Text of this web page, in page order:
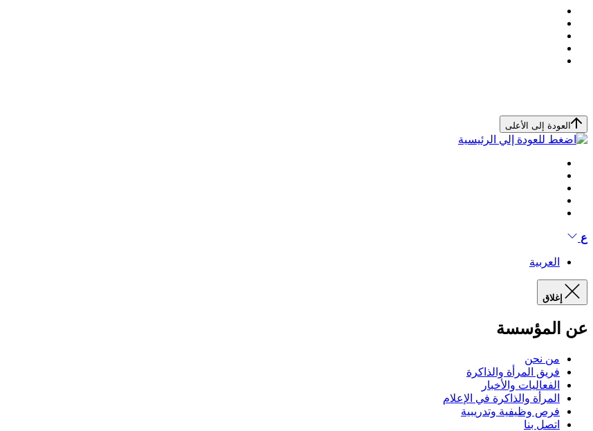
العودة إلى الأعلى
ع
العربية
إغلاق
عن المؤسسة
من نحن
فريق المرأة والذاكرة
الفعاليات والأخبار
المرأة والذاكرة في الإعلام
فرص وظيفية وتدريبية
اتصل بنا